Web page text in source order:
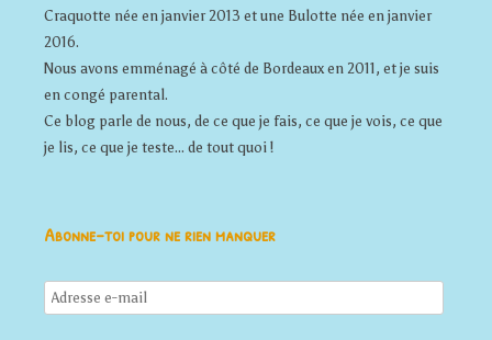
Craquotte née en janvier 2013 et une Bulotte née en janvier
2016.
Nous avons emménagé à côté de Bordeaux en 2011, et je suis
en congé parental.
Ce blog parle de nous, de ce que je fais, ce que je vois, ce que
je lis, ce que je teste... de tout quoi !
Abonne-toi pour ne rien manquer
Adresse
e-